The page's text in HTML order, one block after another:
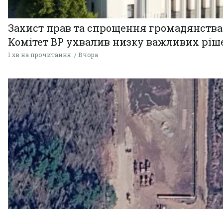
Захист прав та спрощення
Комітет ВР ухвалив низку важливих
1 хв на прочитання Вчора